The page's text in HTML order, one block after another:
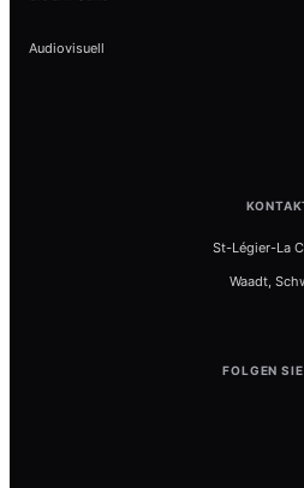
Audiovisuell
St-Légier-La
Waadt,
FOLGEN SIE